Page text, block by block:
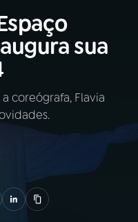
AO VIVO
sua
coreógrafa, Flavia